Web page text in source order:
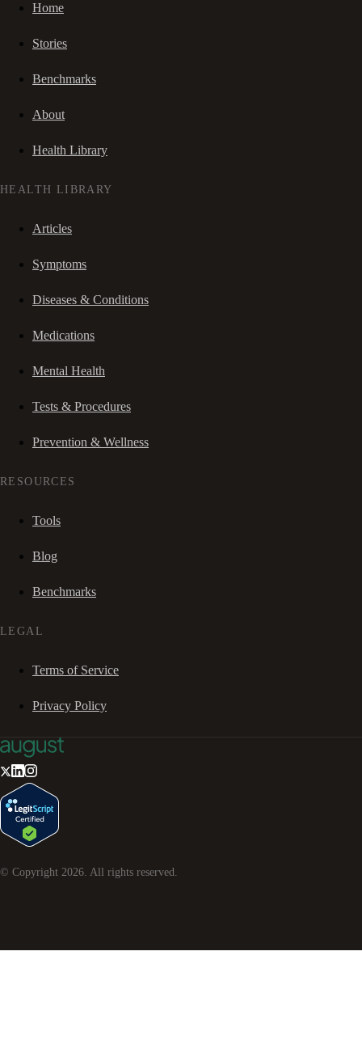
Home
Stories
Benchmarks
About
Health Library
HEALTH LIBRARY
Articles
Symptoms
Diseases & Conditions
Medications
Mental Health
Tests & Procedures
Prevention & Wellness
RESOURCES
Tools
Blog
Benchmarks
LEGAL
Terms of Service
Privacy Policy
© Copyright 2026 . All rights reserved.